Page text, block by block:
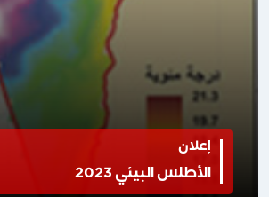
إعلان
الأطلس البيئي 2023